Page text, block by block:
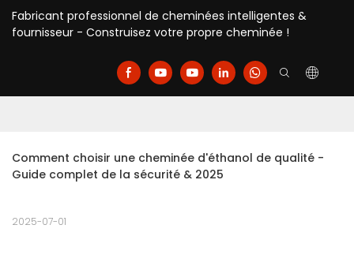
Fabricant professionnel de cheminées intelligentes &
fournisseur - Construisez votre propre cheminée !
Comment choisir une cheminée d'éthanol de qualité -
Guide complet de la sécurité & 2025
2025-07-01